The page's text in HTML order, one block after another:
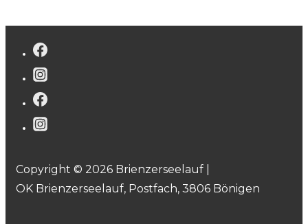
Copyright © 2026 Brienzerseelauf |
OK Brienzerseelauf, Postfach, 3806 Bönigen